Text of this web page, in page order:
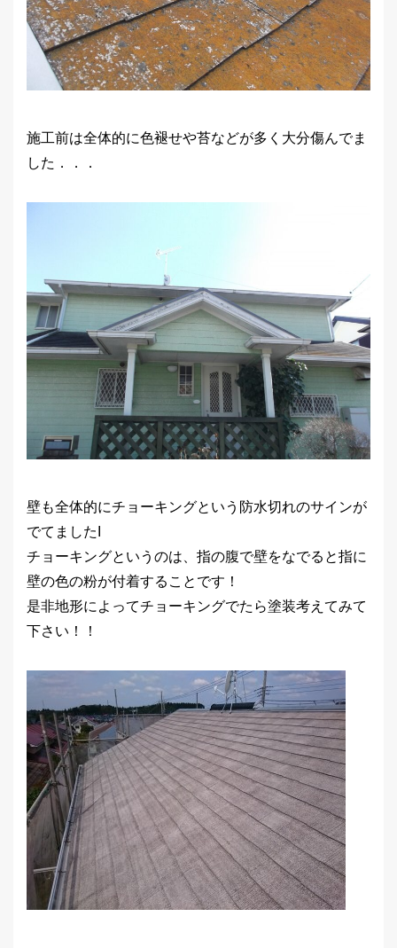
施工前は全体的に色褪せや苔などが多く大分傷んでま
した．．．
壁も全体的にチョーキングという防水切れのサインが
でてましたI
チョーキングというのは、指の腹で壁をなでると指に
壁の色の粉が付着することです！
是非地形によってチョーキングでたら塗装考えてみて
下さい！！